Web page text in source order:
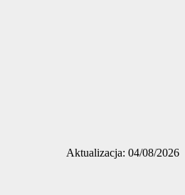
Aktualizacja: 04/08/2026